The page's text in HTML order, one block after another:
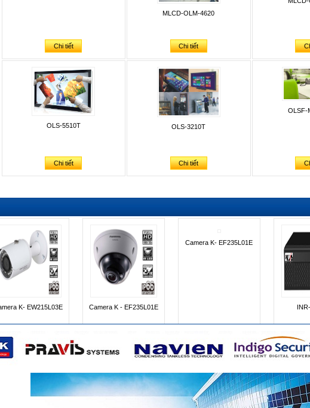
Chi tiết
MLCD-OLM-4620
Chi tiết
OLS-5510T
Chi tiết
OLS-3210T
Chi tiết
OLSF-
INR- 6400M INR- 3200-4K